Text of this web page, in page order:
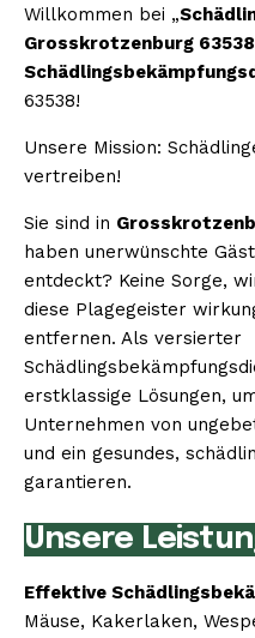
Willkommen bei „
Grosskrotzenburg 63538
63538!
Unsere Mission:
vertreiben!
Sie sind in
haben unerwünschte
entdeckt? Keine Sorge,
diese Plagegeister
entfernen. Als versierter
erstklassige Lösungen,
Unternehmen von
und ein gesundes,
garantieren.
Unsere
Effektive
Mäuse, Kakerlaken,